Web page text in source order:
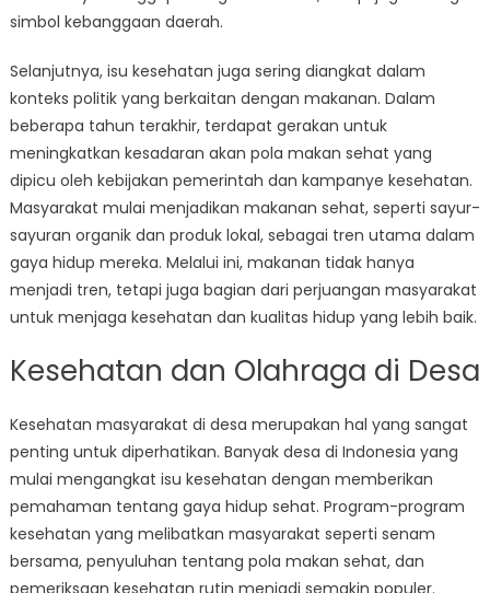
simbol kebanggaan daerah.
Selanjutnya, isu kesehatan juga sering diangkat dalam
konteks politik yang berkaitan dengan makanan. Dalam
beberapa tahun terakhir, terdapat gerakan untuk
meningkatkan kesadaran akan pola makan sehat yang
dipicu oleh kebijakan pemerintah dan kampanye kesehatan.
Masyarakat mulai menjadikan makanan sehat, seperti sayur-
sayuran organik dan produk lokal, sebagai tren utama dalam
gaya hidup mereka. Melalui ini, makanan tidak hanya
menjadi tren, tetapi juga bagian dari perjuangan masyarakat
untuk menjaga kesehatan dan kualitas hidup yang lebih baik.
Kesehatan dan Olahraga di Desa
Kesehatan masyarakat di desa merupakan hal yang sangat
penting untuk diperhatikan. Banyak desa di Indonesia yang
mulai mengangkat isu kesehatan dengan memberikan
pemahaman tentang gaya hidup sehat. Program-program
kesehatan yang melibatkan masyarakat seperti senam
bersama, penyuluhan tentang pola makan sehat, dan
pemeriksaan kesehatan rutin menjadi semakin populer.